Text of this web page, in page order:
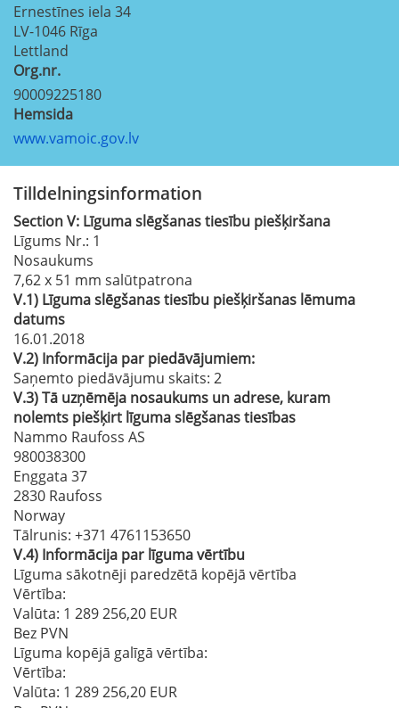
Ernestīnes iela 34
LV-1046 Rīga
Lettland
Org.nr.
90009225180
Hemsida
www.vamoic.gov.lv
Tilldelningsinformation
SectionV: Līguma slēgšanas tiesību piešķiršana
Līgums Nr.: 1
Nosaukums
7,62 x 51 mm salūtpatrona
V.1) Līguma slēgšanas tiesību piešķiršanas lēmuma
datums
16.01.2018
V.2) Informācija par piedāvājumiem:
Saņemto piedāvājumu skaits: 2
V.3)Tā uzņēmēja nosaukums un adrese, kuram
nolemts piešķirt līguma slēgšanas tiesības
Nammo Raufoss AS
980038300
Enggata 37
2830 Raufoss
Norway
Tālrunis: +371 4761153650
V.4) Informācija par līguma vērtību
Līguma sākotnēji paredzētā kopējā vērtība
Vērtība:
Valūta: 1 289 256,20 EUR
Bez PVN
Līguma kopējā galīgā vērtība:
Vērtība:
Valūta: 1 289 256,20 EUR